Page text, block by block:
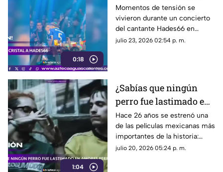
0:18
concierto; terminó con
heridas en el rostro
Momentos de tensión se
vivieron durante un concierto
del cantante Hades66 en
Mallorca, España, luego de que
julio 23, 2026 02:54 p. m.
1:04
¿Sabías que ningún
perro fue lastimado en
la película Amores
Perros?
Hace 26 años se estrenó una
de las películas mexicanas más
importantes de la historia:
Amores Perros
julio 20, 2026 05:24 p. m.